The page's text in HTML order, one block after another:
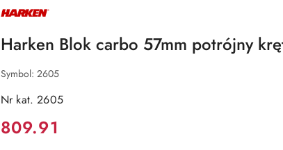
NAZWA
PRODUCENTA:
Harken Blok carbo 57mm potrójny
Symbol: 2605
Nr kat. 2605
Cena:
809.91